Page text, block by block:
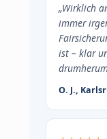
„Wirklich
immer
ist – klar
O. J.,